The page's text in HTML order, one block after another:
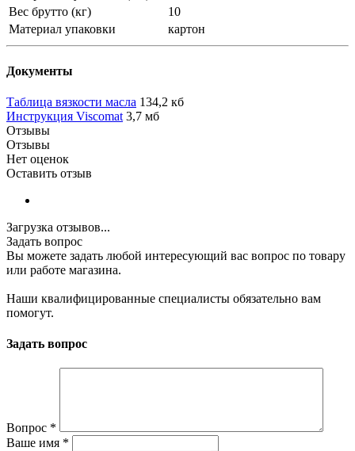
Вес брутто (кг)
10
Материал упаковки
картон
Документы
Таблица вязкости масла 134,2 кб
Инструкция Viscomat 3,7 мб
Отзывы
Отзывы
Нет оценок
Оставить отзыв
Загрузка отзывов...
Задать вопрос
Вы можете задать любой интересующий вас вопрос по товару
или работе магазина.
Наши квалифицированные специалисты обязательно вам
помогут.
Задать вопрос
Вопрос *
Ваше имя *